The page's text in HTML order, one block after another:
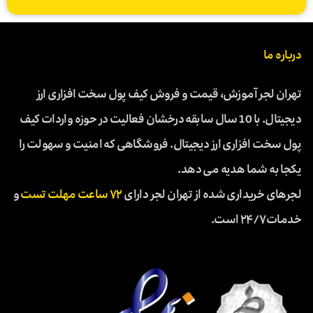
درباره ما
تهران لجر آموزش، قیمت و فروش کیف پول سخت افزاری ارز
دیجیتال. با 10 سال سابقه درخشان فعالیت در حوزه واردات کیف
پول سخت افزاری ارز دیجیتال. فروشگاهی که امنیت و سهولت را
یکجا به شما هدیه می دهد.
لجرهای خریداری شده از تهران لجر دارای۷۲ ساعت مهلت تست
و
خدمات ۲۴/۷ است.